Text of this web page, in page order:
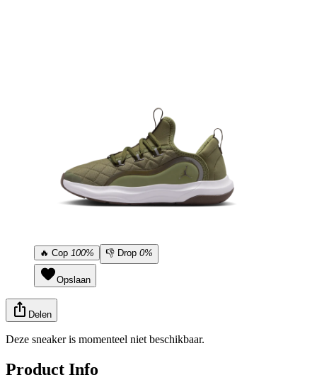
🔥 Cop 100% 👎 Drop 0%
Opslaan
Delen
Deze sneaker is momenteel niet beschikbaar.
Product Info